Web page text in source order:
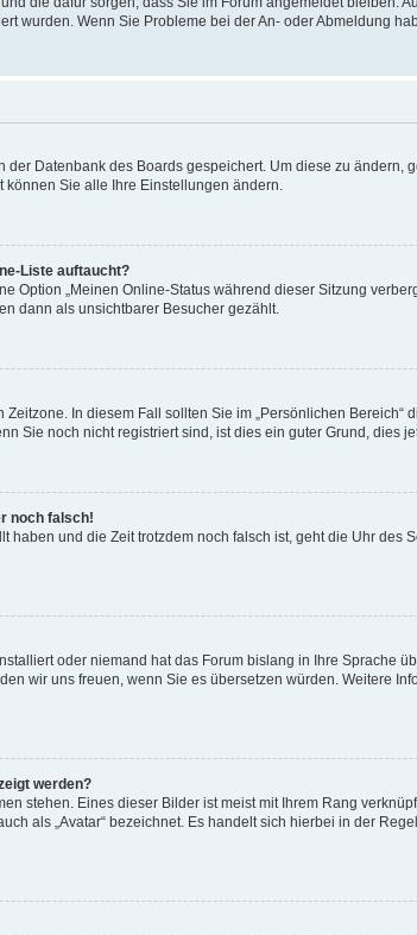
wurden. Wenn Sie Probleme bei der An- oder Abmeldung
Datenbank des Boards gespeichert. Um diese zu ändern,
Sie alle Ihre Einstellungen ändern.
Liste auftaucht?
Option „Meinen Online-Status während dieser Sitzung
dann als unsichtbarer Besucher gezählt.
In diesem Fall sollten Sie im „Persönlichen
Sie noch nicht registriert sind, ist dies ein guter Grund, dies
noch falsch!
und die Zeit trotzdem noch falsch ist, geht die Uhr des
oder niemand hat das Forum bislang in Ihre Sprache
wir uns freuen, wenn Sie es übersetzen würden. Weitere
werden?
stehen. Eines dieser Bilder ist meist mit Ihrem Rang
als „Avatar“ bezeichnet. Es handelt sich hierbei in der